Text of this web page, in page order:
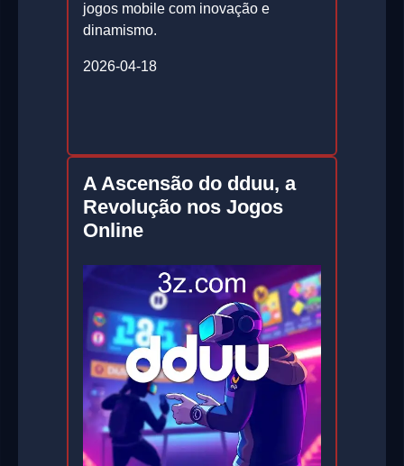
jogos mobile com inovação e
dinamismo.
2026-04-18
A Ascensão do dduu, a
Revolução nos Jogos
Online